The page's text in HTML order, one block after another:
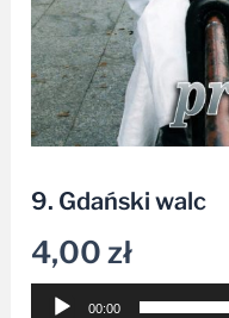
9. Gdański walc
4,00zł
Odtwarzacz
00:00